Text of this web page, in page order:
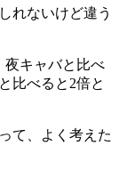
れないけど違う
夜キャバと比べ
比べると2倍と
て、よく考えた